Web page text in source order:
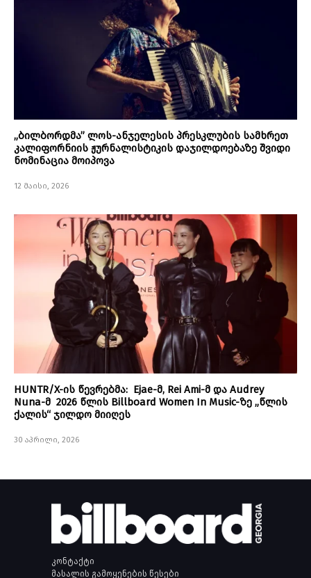
„ბილბორდმა” ლოს-ანჯელესის პრესკლუბის სამხრეთ
კალიფორნიის ჟურნალისტიკის დაჯილდოებაზე შვიდი
ნომინაცია მოიპოვა
12 მაისი, 2026
HUNTR/X-ის წევრებმა: Ejae-მ, Rei Ami-მ და Audrey
Nuna-მ 2026 წლის Billboard Women In Music-ზე „წლის
ქალის“ ჯილდო მიიღეს
30 აპრილი, 2026
კონტაქტი
მასალის გამოყენების წესები